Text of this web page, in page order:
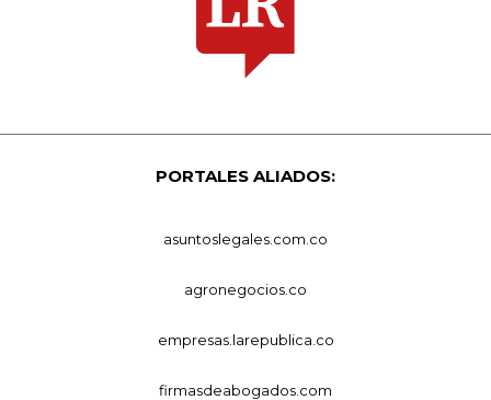
PORTALES ALIADOS:
asuntoslegales.com.co
agronegocios.co
empresas.larepublica.co
firmasdeabogados.com